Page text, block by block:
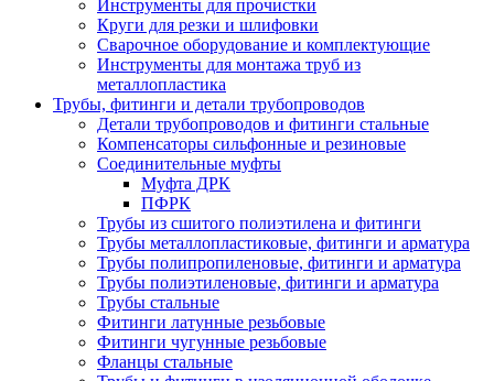
Инструменты для прочистки
Круги для резки и шлифовки
Сварочное оборудование и комплектующие
Инструменты для монтажа труб из
металлопластика
Трубы, фитинги и детали трубопроводов
Детали трубопроводов и фитинги стальные
Компенсаторы сильфонные и резиновые
Соединительные муфты
Муфта ДРК
ПФРК
Трубы из сшитого полиэтилена и фитинги
Трубы металлопластиковые, фитинги и арматура
Трубы полипропиленовые, фитинги и арматура
Трубы полиэтиленовые, фитинги и арматура
Трубы стальные
Фитинги латунные резьбовые
Фитинги чугунные резьбовые
Фланцы стальные